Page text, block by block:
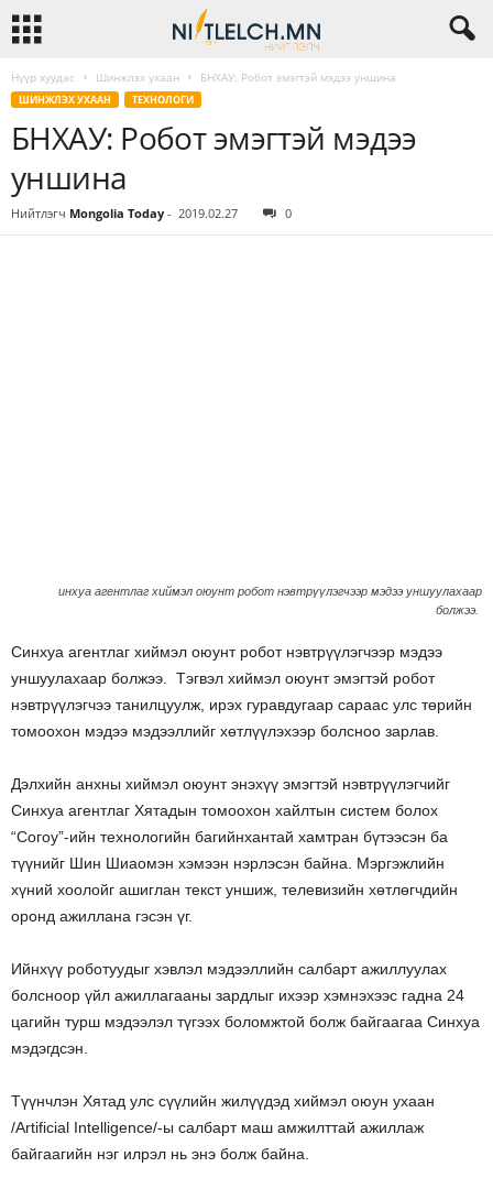
Нүүр хуудас Шинжлэх ухаан БНХАУ: Робот эмэгтэй мэдээ уншина
ШИНЖЛЭХ УХААН ТЕХНОЛОГИ
БНХАУ: Робот эмэгтэй мэдээ
уншина
Нийтлэгч Mongolia Today - 2019.02.27 0
инхуа агентлаг хиймэл оюунт робот нэвтрүүлэгчээр мэдээ уншуулахаар
болжээ.
Синхуа агентлаг хиймэл оюунт робот нэвтрүүлэгчээр мэдээ
уншуулахаар болжээ. Тэгвэл хиймэл оюунт эмэгтэй робот
нэвтрүүлэгчээ танилцуулж, ирэх гуравдугаар сараас улс төрийн
томоохон мэдээ мэдээллийг хөтлүүлэхээр болсноо зарлав.
Дэлхийн анхны хиймэл оюунт энэхүү эмэгтэй нэвтрүүлэгчийг
Синхуа агентлаг Хятадын томоохон хайлтын систем болох
“Согоу”-ийн технологийн багийнхантай хамтран бүтээсэн ба
түүнийг Шин Шиаомэн хэмээн нэрлэсэн байна. Мэргэжлийн
хүний хоолойг ашиглан текст уншиж, телевизийн хөтлөгчдийн
оронд ажиллана гэсэн үг.
Ийнхүү роботуудыг хэвлэл мэдээллийн салбарт ажиллуулах
болсноор үйл ажиллагааны зардлыг ихээр хэмнэхээс гадна 24
цагийн турш мэдээлэл түгээх боломжтой болж байгаагаа Синхуа
мэдэгдсэн.
Түүнчлэн Хятад улс сүүлийн жилүүдэд хиймэл оюун ухаан
/Artificial Intelligence/-ы салбарт маш амжилттай ажиллаж
байгаагийн нэг илрэл нь энэ болж байна.